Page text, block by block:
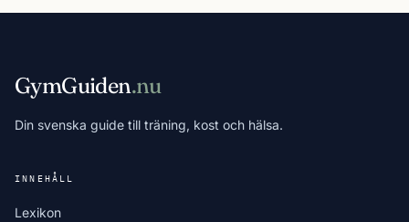
GymGuiden.nu
Din svenska guide till träning, kost och hälsa.
INNEHÅLL
Lexikon